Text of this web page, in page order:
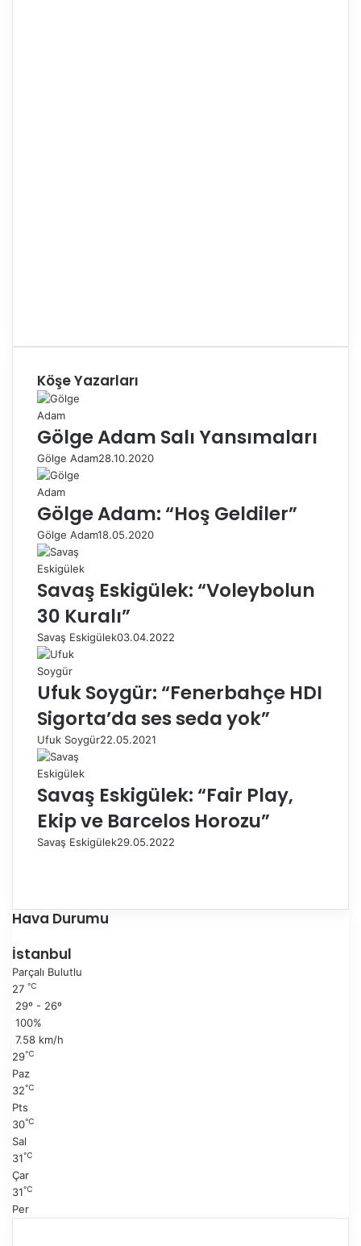
Köşe Yazarları
Gölge Adam Salı Yansımaları
Gölge Adam28.10.2020
Gölge Adam: “Hoş Geldiler”
Gölge Adam18.05.2020
Savaş Eskigülek: “Voleybolun
30 Kuralı”
Savaş Eskigülek03.04.2022
Ufuk Soygür: “Fenerbahçe HDI
Sigorta’da ses seda yok”
Ufuk Soygür22.05.2021
Savaş Eskigülek: “Fair Play,
Ekip ve Barcelos Horozu”
Savaş Eskigülek29.05.2022
e
k
s
a
a
n
k
i
y
f
Hava Durumu
İstanbul
Parçalı Bulutlu
27 ℃
29º - 26º
100%
7.58 km/h
29℃
Paz
32℃
Pts
30℃
Sal
31℃
Çar
31℃
Per